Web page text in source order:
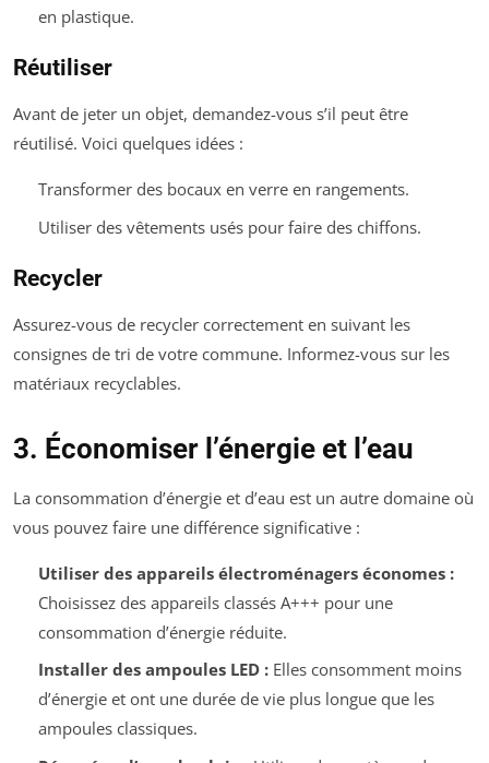
en plastique.
Réutiliser
Avant de jeter un objet, demandez-vous s’il peut être
réutilisé. Voici quelques idées :
Transformer des bocaux en verre en rangements.
Utiliser des vêtements usés pour faire des chiffons.
Recycler
Assurez-vous de recycler correctement en suivant les
consignes de tri de votre commune. Informez-vous sur les
matériaux recyclables.
3. Économiser l’énergie et l’eau
La consommation d’énergie et d’eau est un autre domaine où
vous pouvez faire une différence significative :
Utiliser des appareils électroménagers économes :
Choisissez des appareils classés A+++ pour une
consommation d’énergie réduite.
Installer des ampoules LED :Elles consomment moins
d’énergie et ont une durée de vie plus longue que les
ampoules classiques.